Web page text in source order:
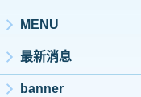
MENU
最新消息
banner